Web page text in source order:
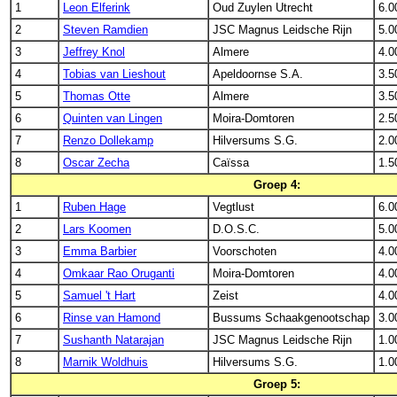
1
Leon Elferink Oud Zuylen Utrecht
2
Steven Ramdien JSC Magnus Leidsche Rijn
3
Jeffrey Knol Almere
4
Tobias van Lieshout Apeldoornse S.A.
5
Thomas Otte Almere
6
Quinten van Lingen Moira-Domtoren
7
Renzo Dollekamp Hilversums S.G.
8
Oscar Zecha Caïssa
Groep 4:
1
Ruben Hage Vegtlust
2
Lars Koomen D.O.S.C.
3
Emma Barbier Voorschoten
4
Omkaar Rao Oruganti Moira-Domtoren
5
Samuel 't Hart Zeist
6
Rinse van Hamond Bussums Schaakgenootschap
7
Sushanth Natarajan JSC Magnus Leidsche Rijn
8
Marnik Woldhuis Hilversums S.G.
Groep 5: